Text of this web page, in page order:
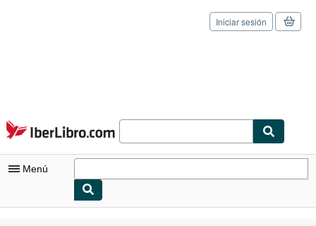
Pasar al contenido principal
IberLibro.com
Iniciar sesión
Menú